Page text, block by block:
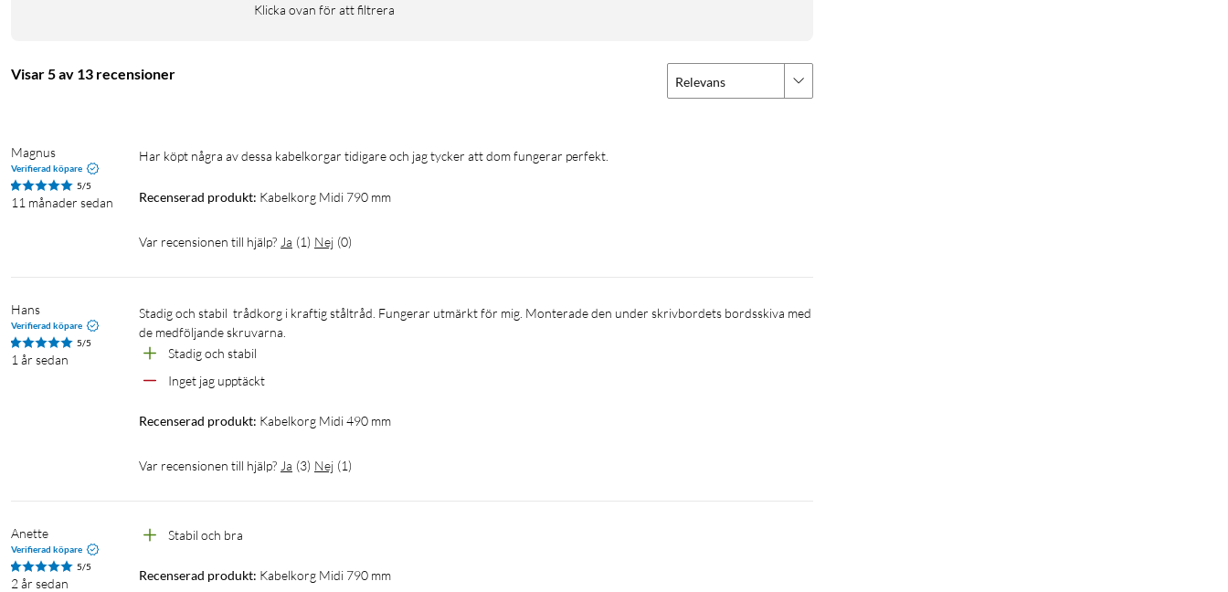
Klicka ovan för att filtrera
Visar 5 av 13 recensioner Relevans
Magnus
Verifierad köpare
5/5
11 månader sedan
Har köpt några av dessa kabelkorgar tidigare och jag tycker att dom fungerar perfekt.
Recenserad produkt: Kabelkorg Midi 790 mm
Var recensionen till hjälp? Ja (1) Nej (0)
Hans
Verifierad köpare
5/5
1 år sedan
Stadig och stabil  trådkorg i kraftig ståltråd. Fungerar utmärkt för mig. Monterade den under skrivbordets bordsskiva med
de medföljande skruvarna.
Stadig och stabil
Inget jag upptäckt
Recenserad produkt: Kabelkorg Midi 490 mm
Var recensionen till hjälp? Ja (3) Nej (1)
Anette
Verifierad köpare
5/5
2 år sedan
Stabil och bra
Recenserad produkt: Kabelkorg Midi 790 mm